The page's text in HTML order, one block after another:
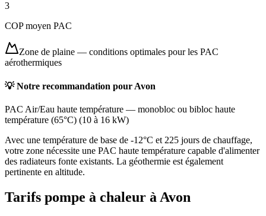
3
COP moyen PAC
Zone de plaine — conditions optimales pour les PAC
aérothermiques
💡 Notre recommandation pour Avon
PAC Air/Eau haute température — monobloc ou bibloc haute
température (65°C) (10 à 16 kW)
Avec une température de base de -12°C et 225 jours de chauffage,
votre zone nécessite une PAC haute température capable d'alimenter
des radiateurs fonte existants. La géothermie est également
pertinente en altitude.
Tarifs pompe à chaleur à Avon